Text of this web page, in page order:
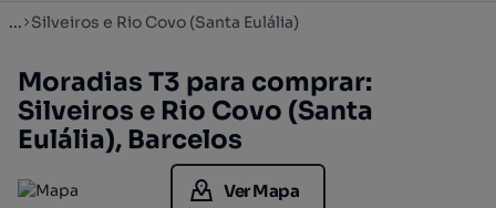
... Silveiros e Rio Covo (Santa Eulália)
Moradias T3 para comprar:
Silveiros e Rio Covo (Santa
Eulália), Barcelos
Ver Mapa